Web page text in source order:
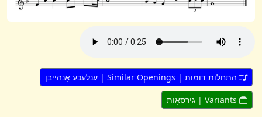
התחלות דומות | Similar Openings | ענלעכע אָנהייבן